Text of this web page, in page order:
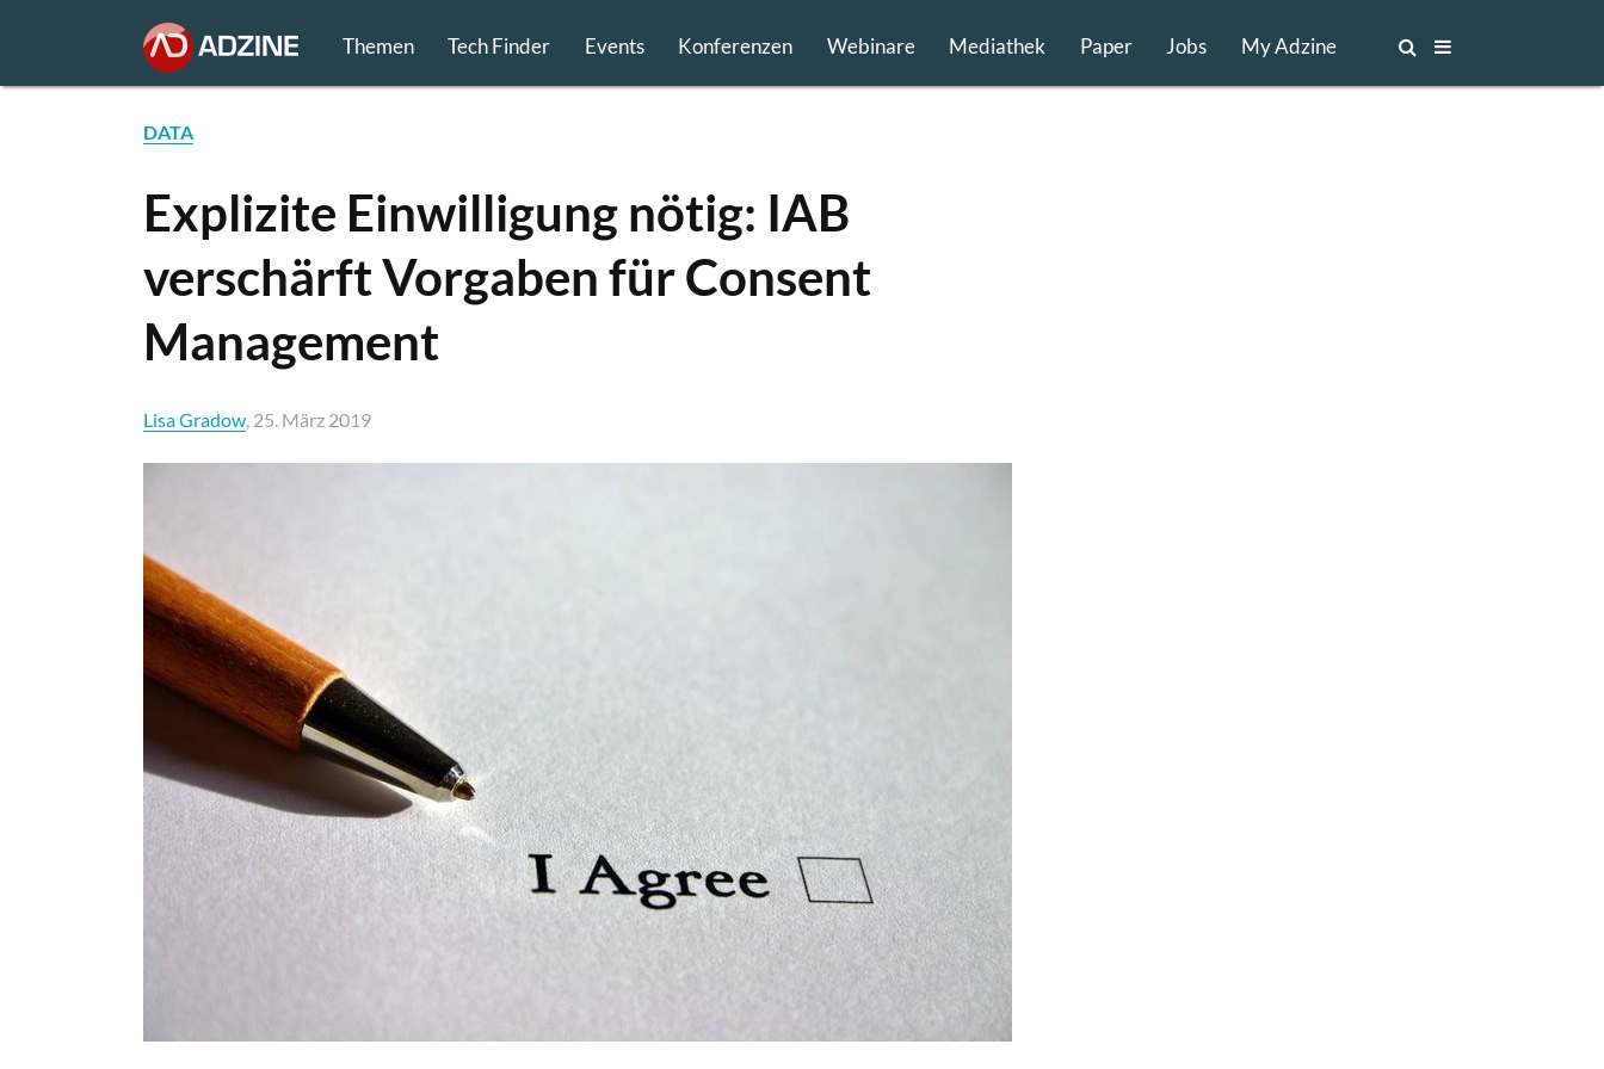
Themen Tech Finder Events Konferenzen Webinare Mediathek Paper Jobs My Adzine
DATA
Explizite Einwilligung nötig: IAB
verschärft Vorgaben für Consent
Management
Lisa Gradow, 25. März 2019